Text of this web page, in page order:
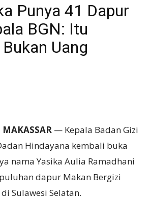
Punya 41 Dapur
BGN: Itu
Uang
— Kepala Badan Gizi
Hindayana kembali buka
nama Yasika Aulia Ramadhani
dapur Makan Bergizi
Sulawesi Selatan.